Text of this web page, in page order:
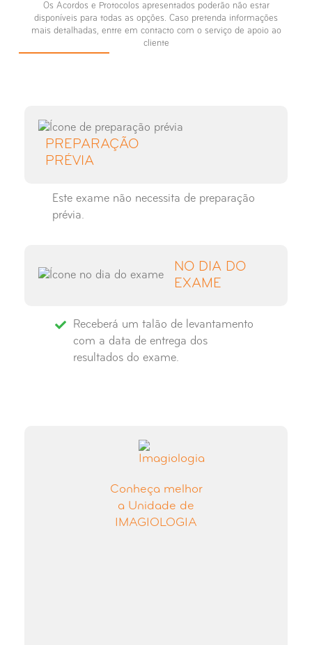
Os Acordos e Protocolos apresentados poderão não estar
disponíveis para todas as opções. Caso pretenda informações
mais detalhadas, entre em contacto com o serviço de apoio ao
cliente
PREPARAÇÃO
PRÉVIA
Este exame não necessita de preparação
prévia.
NO DIA DO
EXAME
Receberá um talão de levantamento
com a data de entrega dos
resultados do exame.
Conheça melhor
a Unidade de
IMAGIOLOGIA